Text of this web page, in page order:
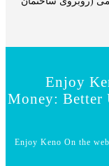
Money:
Enjoy Keno